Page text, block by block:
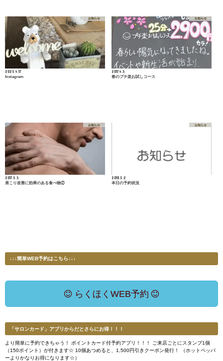
お知らせ
2025.4.17
Instagram
お知らせ
2017.4.5
春のプチ楽お試しコース
お知らせ
2017.5.5
肩こり改善に効果のある食べ物②
お知らせ
2018.5.2
本日の予約状況
↓↓↓簡単WEB予約はこちら↓↓↓
らくほくWEB予約
「サロンカード」アプリからだとさらにお得！！！
より簡単に予約できちゃう！ ポイントカード付予約アプリ！！！ ご来店ごとにスタンプ1個
（150ポイント）が付きます☆ 10個あつめると、1,500円引きクーポン発行！ （ホットペッパ
ーよりかなりお得になります☆）